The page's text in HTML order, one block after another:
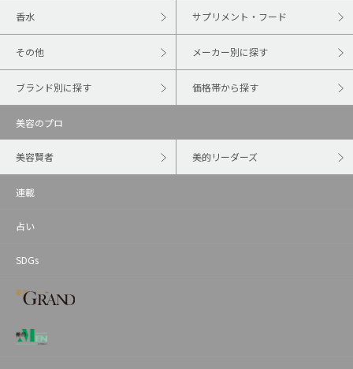
香水 サプリメント・フード
その他 メーカー別に探す
ブランド別に探す 価格帯から探す
美容のプロ
美容賢者 美的リーダーズ
連載
占い
SDGs